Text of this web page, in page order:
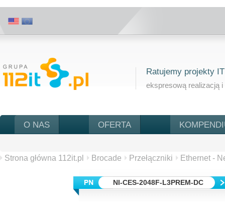
Ratujemy projekty IT
ekspresową realizacją i
O NAS OFERTA
Strona główna 112it.pl Brocade Przełączniki Ethernet -
NI-CES-2048F-L3PREM-DC